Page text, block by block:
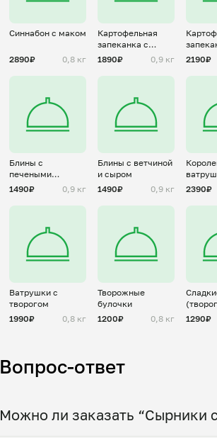
Синнабон с маком
2890₽ 0,8 кг
Картофельная
запеканка с
домашним
1890₽ 0,9 кг
фаршем
2190₽
Блины с
печеными
яблоками и
1490₽ 0,9 кг
Блины с ветчиной
и сыром
1490₽
0,9 кг
2390₽
Ватрушки с
творогом
1990₽
0,8 кг
Творожные
булочки
1200₽
0,8 кг 1290₽
Вопрос-ответ
Можно ли заказать “Сырники